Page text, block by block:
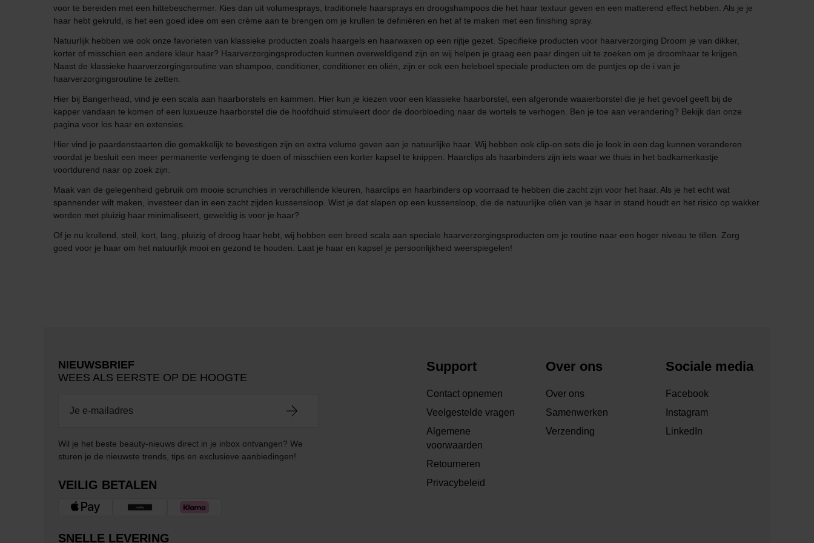
voor te bereiden met een hittebeschermer. Kies dan uit volumesprays, traditionele haarsprays en droogshampoos die het haar textuur geven en een matterend effect hebben. Als je je
haar hebt gekruld, is het een goed idee om een crème aan te brengen om je krullen te definiëren en het af te maken met een finishing spray.
Natuurlijk hebben we ook onze favorieten van klassieke producten zoals haargels en haarwaxen op een rijtje gezet. Specifieke producten voor haarverzorging Droom je van dikker,
korter of misschien een andere kleur haar? Haarverzorgingsproducten kunnen overweldigend zijn en wij helpen je graag een paar dingen uit te zoeken om je droomhaar te krijgen.
Naast de klassieke haarverzorgingsroutine van shampoo, conditioner, conditioner en oliën, zijn er ook een heleboel speciale producten om de puntjes op de i van je
haarverzorgingsroutine te zetten.
Hier bij Bangerhead, vind je een scala aan haarborstels en kammen. Hier kun je kiezen voor een klassieke haarborstel, een afgeronde waaierborstel die je het gevoel geeft bij de
kapper vandaan te komen of een luxueuze haarborstel die de hoofdhuid stimuleert door de doorbloeding naar de wortels te verhogen. Ben je toe aan verandering? Bekijk dan onze
pagina voor los haar en extensies.
Hier vind je paardenstaarten die gemakkelijk te bevestigen zijn en extra volume geven aan je natuurlijke haar. Wij hebben ook clip-on sets die je look in een dag kunnen veranderen
voordat je besluit een meer permanente verlenging te doen of misschien een korter kapsel te knippen. Haarclips als haarbinders zijn iets waar we thuis in het badkamerkastje
voortdurend naar op zoek zijn.
Maak van de gelegenheid gebruik om mooie scrunchies in verschillende kleuren, haarclips en haarbinders op voorraad te hebben die zacht zijn voor het haar. Als je het echt wat
spannender wilt maken, investeer dan in een zacht zijden kussensloop. Wist je dat slapen op een kussensloop, die de natuurlijke oliën van je haar in stand houdt en het risico op wakker
worden met pluizig haar minimaliseert, geweldig is voor je haar?
Of je nu krullend, steil, kort, lang, pluizig of droog haar hebt, wij hebben een breed scala aan speciale haarverzorgingsproducten om je routine naar een hoger niveau te tillen. Zorg
goed voor je haar om het natuurlijk mooi en gezond te houden. Laat je haar en kapsel je persoonlijkheid weerspiegelen!
NIEUWSBRIEF
WEES ALS EERSTE OP DE HOOGTE
Wil je het beste beauty-nieuws direct in je inbox ontvangen? We
sturen je de nieuwste trends, tips en exclusieve aanbiedingen!
VEILIG BETALEN
SNELLE LEVERING
Support
Contact opnemen
Veelgestelde vragen
Algemene
voorwaarden
Retourneren
Privacybeleid
Over ons
Over ons
Samenwerken
Verzending
Sociale media
Facebook
Instagram
LinkedIn